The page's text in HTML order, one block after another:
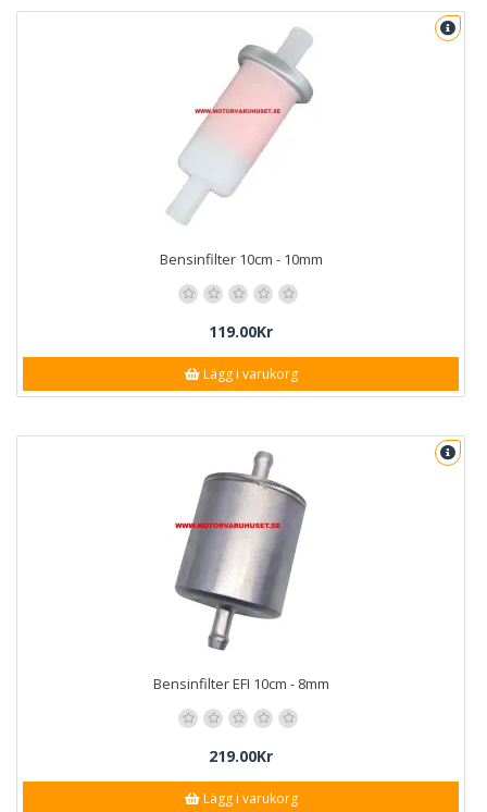
Bensinfilter 10cm - 10mm
119.00Kr
Lägg i varukorg
Bensinfilter EFI 10cm - 8mm
219.00Kr
Lägg i varukorg